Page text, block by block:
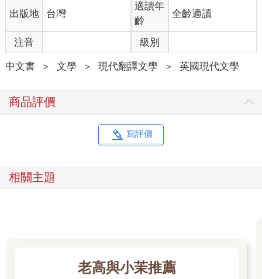
我進入俱樂部，把防毒面罩掛在鉤子上，再把手槍皮套也解下來
掛上去，帽子蓋在最外面。我晃過去查看自動收報機的最新消
息，不好也不壞。我們的空軍仍在德國魯爾區大展神威，羅馬尼
亞繼續與鄰國爭鬥不休。法國失守的這幾個月來，局勢一直都是
如此。
麼人。他的侍者年紀和他差不多大，在哈爾德用餐時站在桌旁和
他聊天。兩人的對話自然而然傳入我耳中。他們在談論板球，重
我獨自用餐，所以比哈爾德更早吃完。到櫃檯結帳時，我問收銀
員，「那邊那位侍者叫什麼名字？」
「對，就是他。他在這裡多久了？」
「噢，非常久了，可以說一輩子都在這裡。我記得應該是一八九
翻閱一本會員名冊，發現哈爾德在一八九六年就加入俱樂部了。
這麼說起來，這對主僕檔一起廝混了一輩子。
出版地 台灣
適讀年
齡
全齡適讀
注音 級別
中文書 ＞ 文學 ＞ 現代翻譯文學 ＞ 英國現代文學
商品評價
寫評價
相關主題
老高與小茉推薦